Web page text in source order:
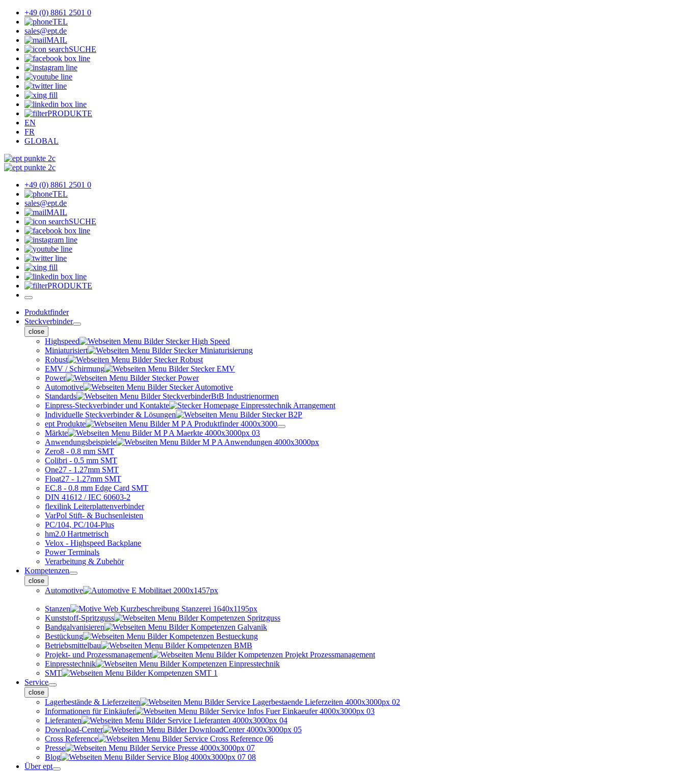
+49 (0) 8861 2501 0
TEL
sales@ept.de
MAIL
SUCHE
PRODUKTE
EN
FR
GLOBAL
+49 (0) 8861 2501 0
TEL
sales@ept.de
MAIL
SUCHE
PRODUKTE
Produktfinder
Steckverbinder
close
Highspeed
Miniaturisiert
Robust
EMV / Schirmung
Power
Automotive
Standards
Einpress-Steckverbinder und Kontakte
Individuelle Steckverbinder & Lösungen
ept Produkte
Märkte
Anwendungsbeispiele
Zero8 - 0.8 mm SMT
Colibri - 0.5 mm SMT
One27 - 1.27mm SMT
Float27 - 1.27mm SMT
EC.8 - 0.8 mm Edge Card SMT
DIN 41612 / IEC 60603-2
flexilink Leiterplattenverbinder
VarPol Stift- & Buchsenleisten
PC/104, PC/104-Plus
hm2.0 Hartmetrisch
Velox - Highspeed Backplane
Power Terminals
Verarbeitung & Zubehör
Kompetenzen
close
Automotive
Stanzen
Kunststoff-Spritzguss
Bandgalvanisieren
Bestückung
Betriebsmittelbau
Projekt- und Prozessmanagement
Einpresstechnik
SMT
Service
close
Lagerbestände & Lieferzeiten
Informationen für Einkäufer
Lieferanten
Download-Center
Cross Reference
Presse
Blog
Über ept